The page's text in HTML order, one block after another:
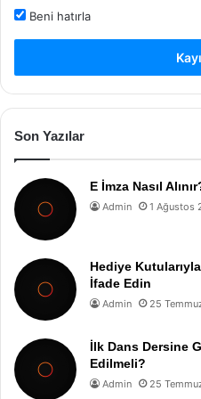
Beni hatırla
Son Yazılar
E İmza Nasıl
Admin 1 Ağustos
Hediye
İfade Edin
Admin 25
İlk Dans Dersine
Edilmeli?
Admin 25